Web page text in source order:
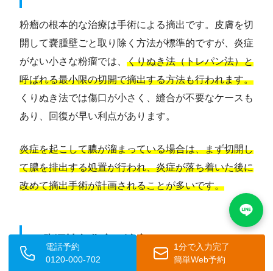
粉瘤の根本的な治療は手術による摘出です。皮膚を切
開して嚢腫壁ごと取り除く方法が標準的ですが、炎症
がない小さな粉瘤では、 くりぬき法（トレパン法）と
呼ばれる最小限の切開で摘出する方法も行われます。
くりぬき法では傷口が小さく、縫合が不要なケースも
あり、回復が早い利点があります。
炎症を起こして膿が溜まっている場合は、まず切開し
て膿を排出する処置が行われ、炎症が落ち着いた後に
改めて摘出手術が計画されることが多いです。
🔸 脂漏性角化症の治療
電話予約
0120-000-702
1分で入力完了
簡単Web予約